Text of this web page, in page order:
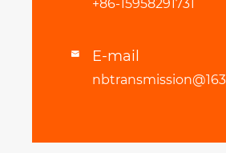
+86-15958291731
 E-mail